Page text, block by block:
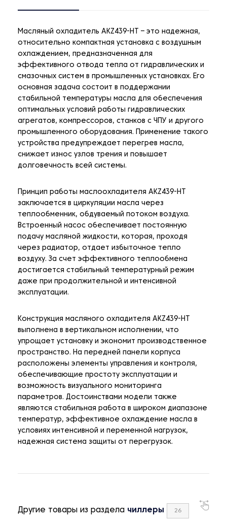
Масляный охладитель AKZ439-HT – это надежная,
относительно компактная установка с воздушным
охлаждением, предназначенная для
эффективного отвода тепла от гидравлических и
смазочных систем в промышленных установках. Его
основная задача состоит в поддержании
стабильной температуры масла для обеспечения
оптимальных условий работы гидравлических
агрегатов, компрессоров, станков с ЧПУ и другого
промышленного оборудования. Применение такого
устройства предупреждает перегрев масла,
снижает износ узлов трения и повышает
долговечность всей системы.
Принцип работы маслоохладителя AKZ439-HT
заключается в циркуляции масла через
теплообменник, обдуваемый потоком воздуха.
Встроенный насос обеспечивает постоянную
подачу масляной жидкости, которая, проходя
через радиатор, отдает избыточное тепло
воздуху. За счет эффективного теплообмена
достигается стабильный температурный режим
даже при продолжительной и интенсивной
эксплуатации.
Конструкция масляного охладителя AKZ439-HT
выполнена в вертикальном исполнении, что
упрощает установку и экономит производственное
пространство. На передней панели корпуса
расположены элементы управления и контроля,
обеспечивающие простоту эксплуатации и
возможность визуального мониторинга
параметров. Достоинствами модели также
являются стабильная работа в широком диапазоне
температур, эффективное охлаждение масла в
условиях интенсивной и переменной нагрузок,
надежная система защиты от перегрузок.
Другие товары из раздела чиллеры 26